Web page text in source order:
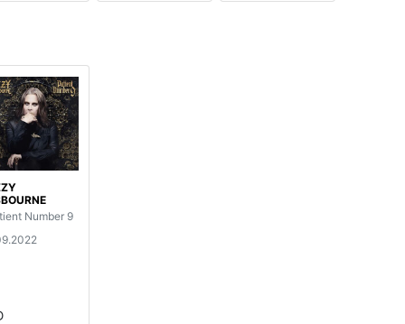
Number 9